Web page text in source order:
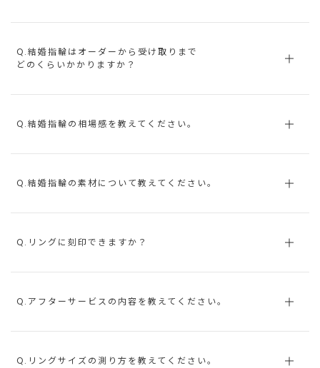
Q.結婚指輪はオーダーから受け取りまで
どのくらいかかりますか？
Q.結婚指輪の相場感を教えてください。
Q.結婚指輪の素材について教えてください。
Q.リングに刻印できますか？
Q.アフターサービスの内容を教えてください。
Q.リングサイズの測り方を教えてください。